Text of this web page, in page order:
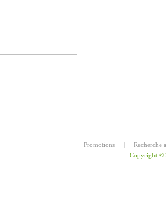
Promotions |
Recherche
Copyright ©